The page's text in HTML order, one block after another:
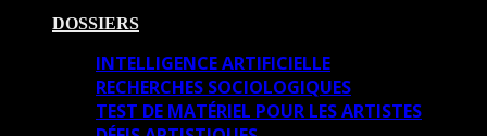
DOSSIERS
INTELLIGENCE ARTIFICIELLE
RECHERCHES SOCIOLOGIQUES
TEST DE MATÉRIEL POUR LES ARTISTES